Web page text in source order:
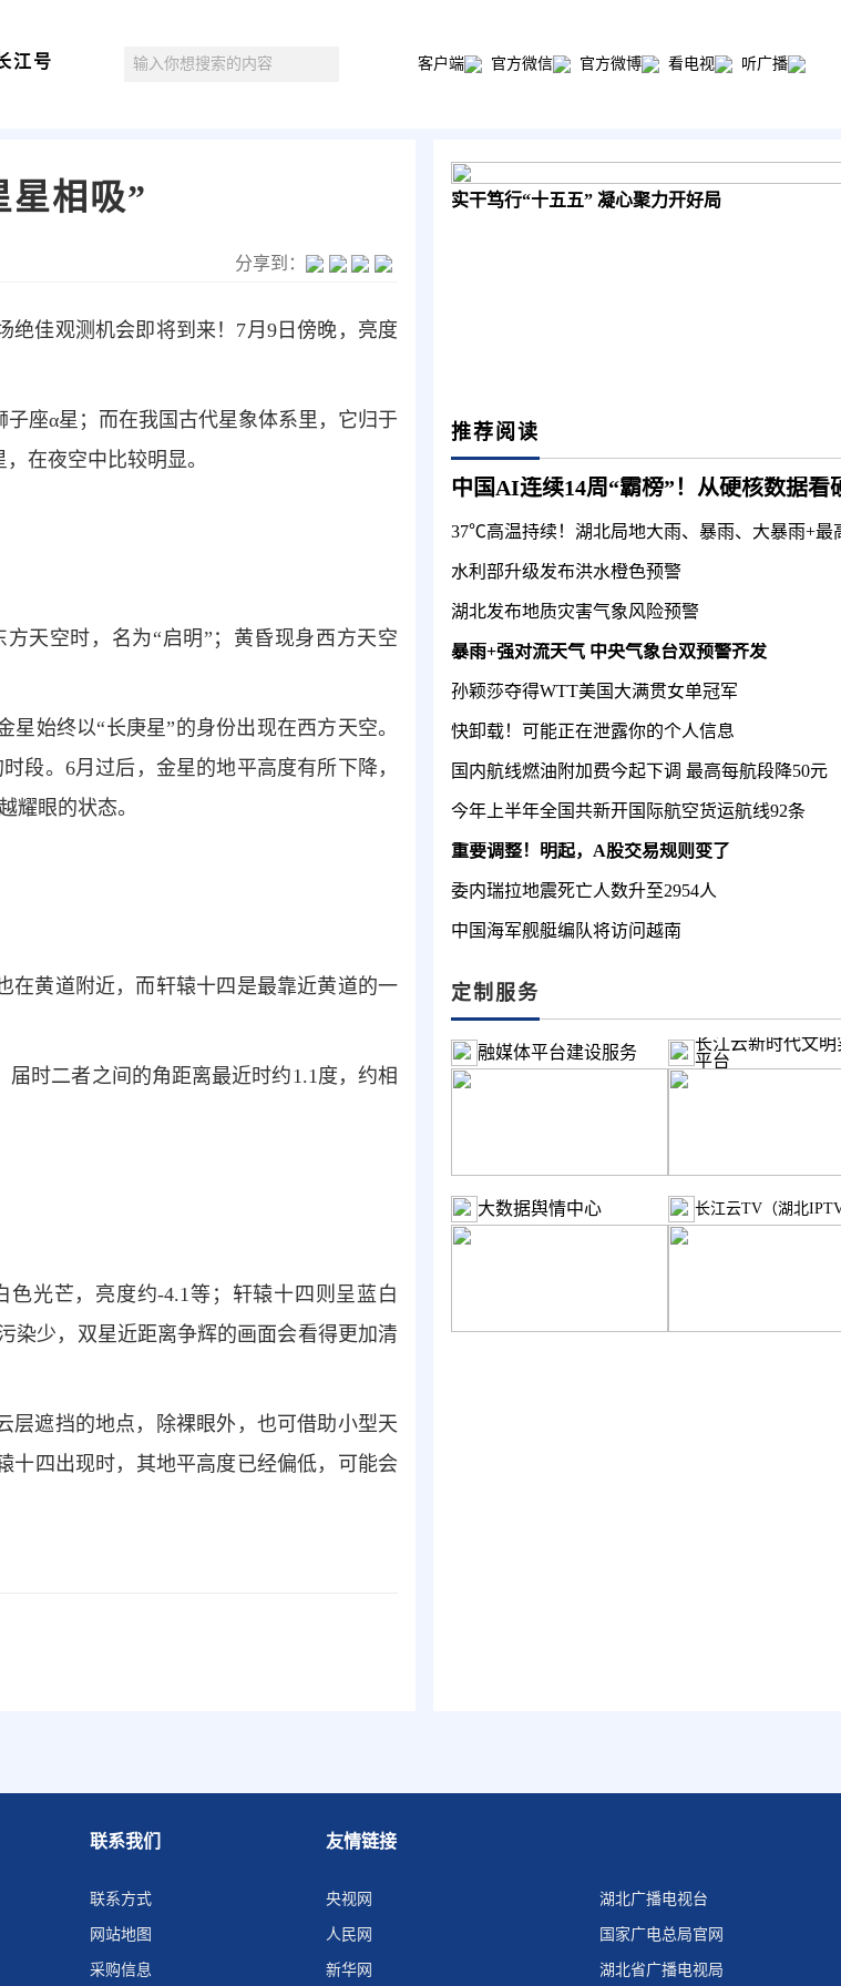
江号 客户端 官方微信 官方微博 看电视 听广播
星相吸”
分享到：
绝佳观测机会即将到来！7月9日傍晚，亮度
座α星；而在我国古代星象体系里，它归于
在夜空中比较明显。
天空时，名为“启明”；黄昏现身西方天空
始终以“长庚星”的身份出现在西方天空。
段。6月过后，金星的地平高度有所下降，
耀眼的状态。
在黄道附近，而轩辕十四是最靠近黄道的一
时二者之间的角距离最近时约1.1度，约相
光芒，亮度约-4.1等；轩辕十四则呈蓝白
染少，双星近距离争辉的画面会看得更加清
层遮挡的地点，除裸眼外，也可借助小型天
十四出现时，其地平高度已经偏低，可能会
实干笃行“十五五” 凝心聚力开好局
推荐阅读
水利部升级发布洪水橙色预警
湖北发布地质灾害气象风险预警
暴雨+强对流天气 中央气象台双预警齐发
孙颖莎夺得WTT美国大满贯女单冠军
快卸载！可能正在泄露你的个人信息
国内航线燃油附加费今起下调 最高每航段降50元
今年上半年全国共新开国际航空货运航线92条
重要调整！明起，A股交易规则变了
委内瑞拉地震死亡人数升至2954人
中国海军舰艇编队将访问越南
定制服务
融媒体平台建设服务
长江云新时代文明
平台
大数据舆情中心 长江云TV（湖北
联系我们
联系方式
网站地图
采购信息
友情链接
央视网
人民网
新华网
湖北广播电视台
国家广电总局官网
湖北省广播电视局